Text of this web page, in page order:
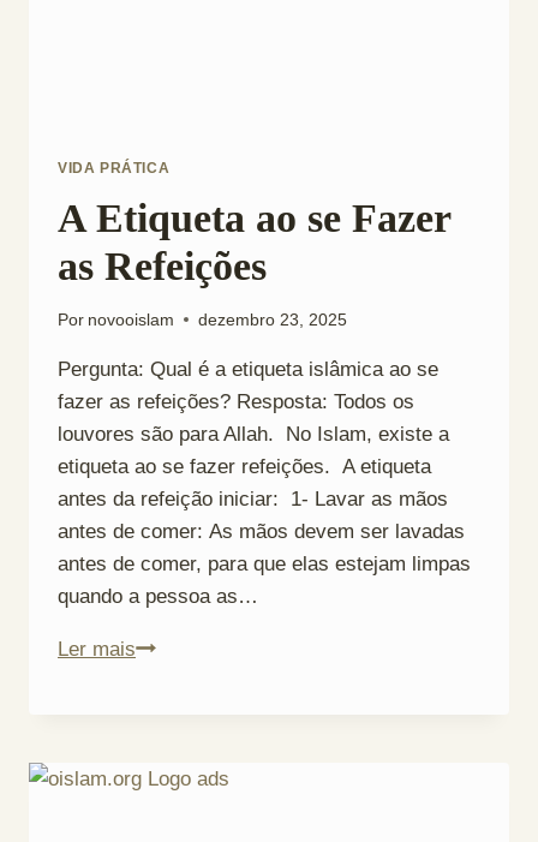
VIDA PRÁTICA
A Etiqueta ao se Fazer
as Refeições
Por novooislam dezembro 23, 2025
Pergunta: Qual é a etiqueta islâmica ao se
fazer as refeições? Resposta: Todos os
louvores são para Allah. No Islam, existe a
etiqueta ao se fazer refeições. A etiqueta
antes da refeição iniciar: 1- Lavar as mãos
antes de comer: As mãos devem ser lavadas
antes de comer, para que elas estejam limpas
quando a pessoa as…
Ler maisA
Fazer